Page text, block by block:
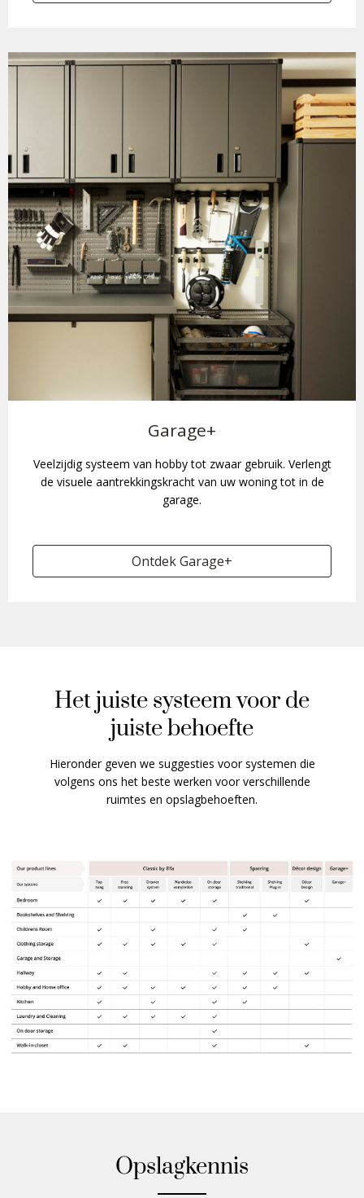
Garage+
Veelzijdig systeem van hobby tot zwaar gebruik. Verlengt
de visuele aantrekkingskracht van uw woning tot in de
garage.
Ontdek Garage+
Het juiste systeem voor de
juiste behoefte
Hieronder geven we suggesties voor systemen die
volgens ons het beste werken voor verschillende
ruimtes en opslagbehoeften.
Opslagkennis